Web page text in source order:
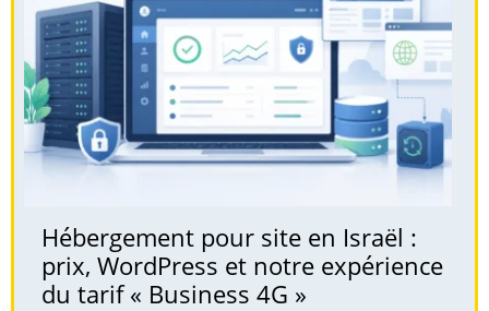
Hébergement pour site en Israël :
prix, WordPress et notre expérience
du tarif « Business 4G »